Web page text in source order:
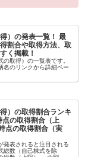
）の発表一覧！ 最
割合や取得方法、取
く掲載！
取得）の一覧表です。
名のリンクから詳細ペー
）の取得割合ランキ
の取得割合（上
点の取得割合（実
発表されると注目される
総数（自己株式を除